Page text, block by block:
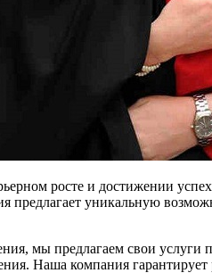
росте и достижении
уникальную
мы предлагаем свои услуги
Наша компания